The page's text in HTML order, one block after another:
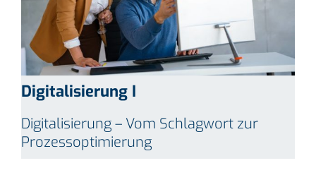
Digitalisierung I
Digitalisierung – Vom Schlagwort zur
Prozessoptimierung